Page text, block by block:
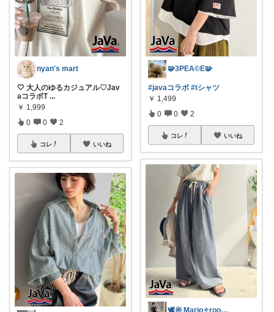
nyan's mart
🤍 大人のゆるカジュアル♡Jav
aコラボT ...
￥ 1,999
0 0 2
コレ いいね
🧩3PEA©️E🧩
#javaコラボ #tシャツ
￥ 1,499
0 0 2
コレ いいね
🕊𑁍 Mario✧room 𑁍🕊